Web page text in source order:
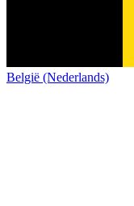
België (Nederlands)